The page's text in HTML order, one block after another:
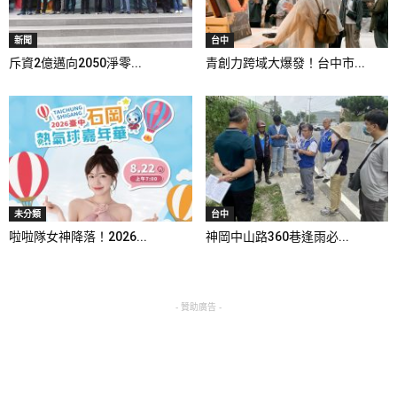
新聞
斥資2億邁向2050淨零...
台中
青創力跨域大爆發！台中市...
未分類
啦啦隊女神降落！2026...
台中
神岡中山路360巷逢雨必...
- 贊助廣告 -